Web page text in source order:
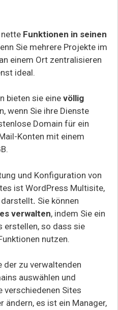
nette Funktionen in seinen
Sie mehrere Projekte im
einem Ort zentralisieren
ideal.
bieten sie eine völlig
wenn Sie ihre Dienste
Domain für ein
Konten mit einem
und Konfiguration von
ist WordPress Multisite,
darstellt. Sie können
verwalten, indem Sie ein
erstellen, so dass sie
nutzen.
der zu verwaltenden
auswählen und
Sites
ändern, es ist ein Manager,